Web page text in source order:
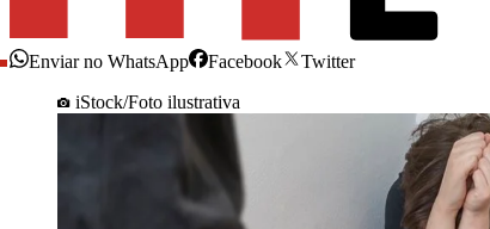
Enviar no WhatsApp Facebook
Twitter
iStock/Foto ilustrativa